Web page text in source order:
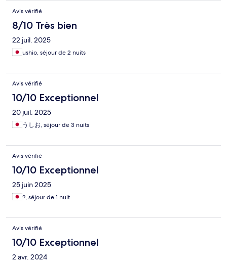
Avis vérifié
8/10 Très bien
22 juil. 2025
ushio, séjour de 2 nuits
Avis vérifié
10/10 Exceptionnel
20 juil. 2025
うしお, séjour de 3 nuits
Avis vérifié
10/10 Exceptionnel
25 juin 2025
?, séjour de 1 nuit
Avis vérifié
10/10 Exceptionnel
2 avr. 2024